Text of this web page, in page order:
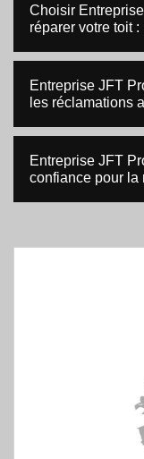
Choisir
réparer votre toit
Entreprise JFT
les réclamations
Entreprise JFT
confiance pour la